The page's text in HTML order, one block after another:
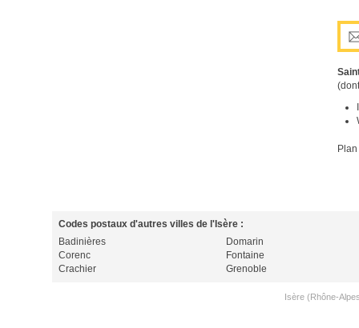
Codes postaux d'autres villes de l'Isère :
Badinières
Corenc
Crachier
Domarin
Fontaine
Grenoble
Isère (Rhône-